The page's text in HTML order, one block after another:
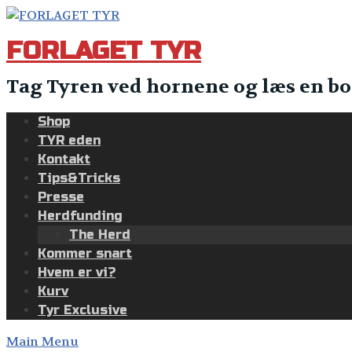
Skip
content
FORLAGET TYR
Tag Tyren ved hornene og læs en
Shop
TYR eden
Kontakt
Tips&Tricks
Presse
Herdfunding
The Herd
Kommer snart
Hvem er vi?
Kurv
Tyr Exclusive
Main Menu